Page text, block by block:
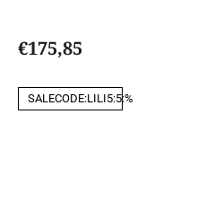
€175,85
SALECODE:LILI5:5:%